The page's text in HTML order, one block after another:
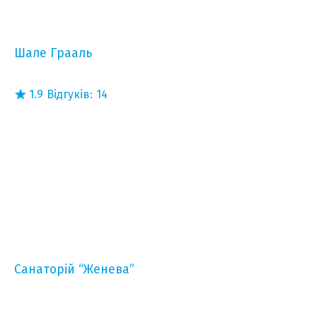
Шале Грааль
Санаторій “Женева”
1.9 Відгуків: 14